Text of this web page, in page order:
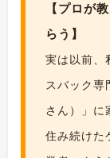
【プロが
らう】
実は以前、
スバック専
さん）」に
住み続けた